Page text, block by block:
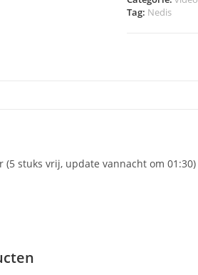
Tag: Nedis
stuks vrij, update vannacht om 01:30)